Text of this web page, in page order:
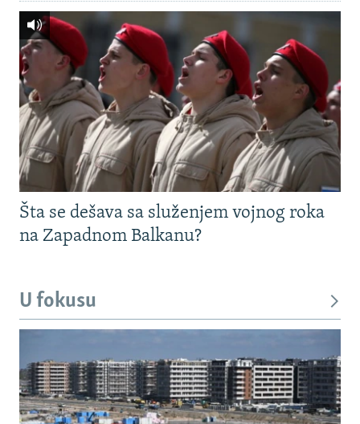
Šta se dešava sa služenjem vojnog roka
na Zapadnom Balkanu?
U fokusu